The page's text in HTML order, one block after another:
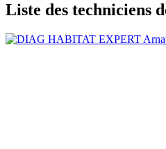
Liste des techniciens